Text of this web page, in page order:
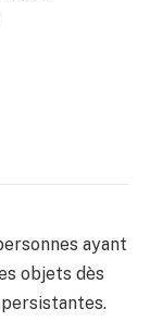
ayant
objets dès